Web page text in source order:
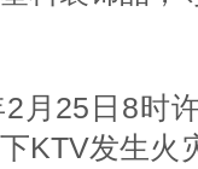
2月25日8时
KTV发生火